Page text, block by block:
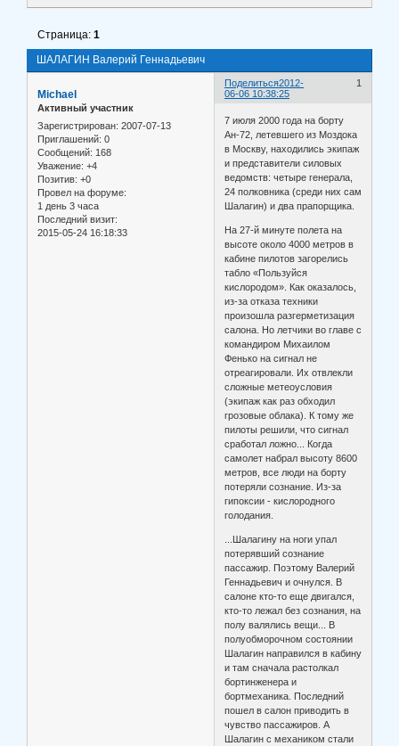
ШАЛАГИН Валерий Геннадьевич
Страница:1
Поделиться 1
2012-
06-06 10:38:25
Michael
Активный участник
Зарегистрирован: 2007-07-13
Приглашений: 0
Сообщений: 168
Уважение: +4
Позитив: +0
Провел на форуме:
1 день 3 часа
Последний визит:
2015-05-24 16:18:33
7 июля 2000 года на борту
Ан-72, летевшего из Моздока
в Москву, находились экипаж
и представители силовых
ведомств: четыре генерала,
24 полковника (среди них сам
Шалагин) и два прапорщика.
На 27-й минуте полета на
высоте около 4000 метров в
кабине пилотов загорелись
табло «Пользуйся
кислородом». Как оказалось,
из-за отказа техники
произошла разгерметизация
салона. Но летчики во главе с
командиром Михаилом
Фенько на сигнал не
отреагировали. Их отвлекли
сложные метеоусловия
(экипаж как раз обходил
грозовые облака). К тому же
пилоты решили, что сигнал
сработал ложно... Когда
самолет набрал высоту 8600
метров, все люди на борту
потеряли сознание. Из-за
гипоксии - кислородного
голодания.
...Шалагину на ноги упал
потерявший сознание
пассажир. Поэтому Валерий
Геннадьевич и очнулся. В
салоне кто-то еще двигался,
кто-то лежал без сознания, на
полу валялись вещи... В
полуобморочном состоянии
Шалагин направился в кабину
и там сначала растолкал
бортинженера и
бортмеханика. Последний
пошел в салон приводить в
чувство пассажиров. А
Шалагин с механиком стали